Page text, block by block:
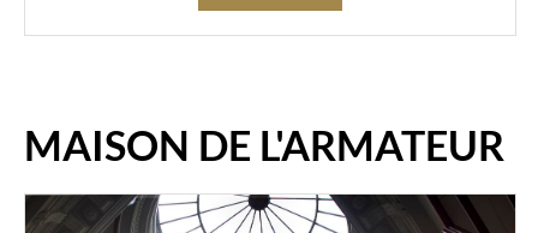
MAISON DE L'ARMATEUR